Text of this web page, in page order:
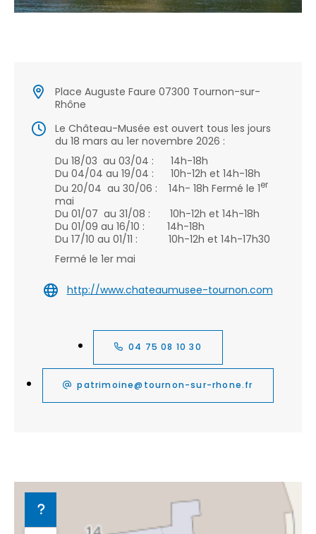
Place Auguste Faure 07300 Tournon-sur-
Rhône
Le Château-Musée est ouvert tous les jours
du 18 mars au 1er novembre 2026 :
Du 18/03 au 03/04 : 14h-18h
Du 04/04 au 19/04 : 10h-12h et 14h-18h
Du 20/04 au 30/06 : 14h- 18h Fermé le 1er
mai
Du 01/07 au 31/08 : 10h-12h et 14h-18h
Du 01/09 au 16/10 : 14h-18h
Du 17/10 au 01/11 : 10h-12h et 14h-17h30
Fermé le 1er mai
http://www.chateaumusee-tournon.com
04 75 08 10 30
patrimoine@tournon-sur-rhone.fr